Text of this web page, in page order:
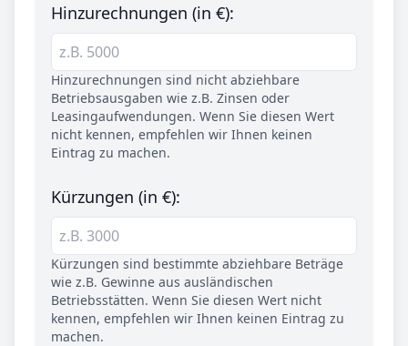
Hinzurechnungen (in €):
Hinzurechnungen sind nicht abziehbare
Betriebsausgaben wie z.B. Zinsen oder
Leasingaufwendungen. Wenn Sie diesen Wert
nicht kennen, empfehlen wir Ihnen keinen
Eintrag zu machen.
Kürzungen (in €):
Kürzungen sind bestimmte abziehbare Beträge
wie z.B. Gewinne aus ausländischen
Betriebsstätten. Wenn Sie diesen Wert nicht
kennen, empfehlen wir Ihnen keinen Eintrag zu
machen.